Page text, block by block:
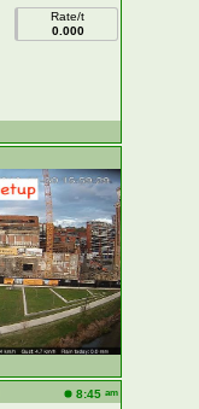
Rate/t
0.000
8:45 am